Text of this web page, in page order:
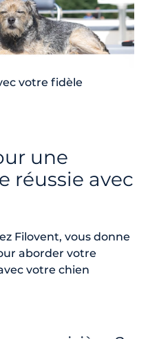
votre fidèle
une
réussie avec
Filovent, vous donne
aborder votre
votre chien